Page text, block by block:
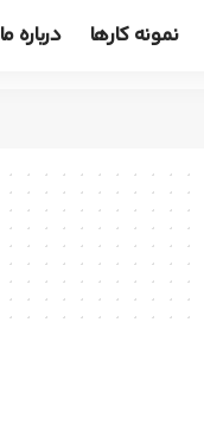
نمونه کارها درباره ما